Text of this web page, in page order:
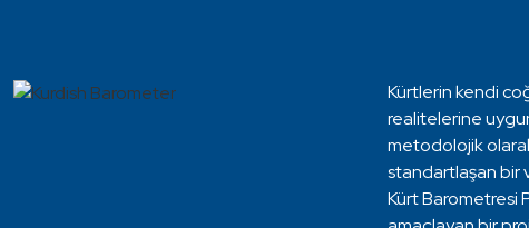
Kürtlerin kendi
realitelerine
metodolojik
standartlaşan bir
Kürt Barometresi